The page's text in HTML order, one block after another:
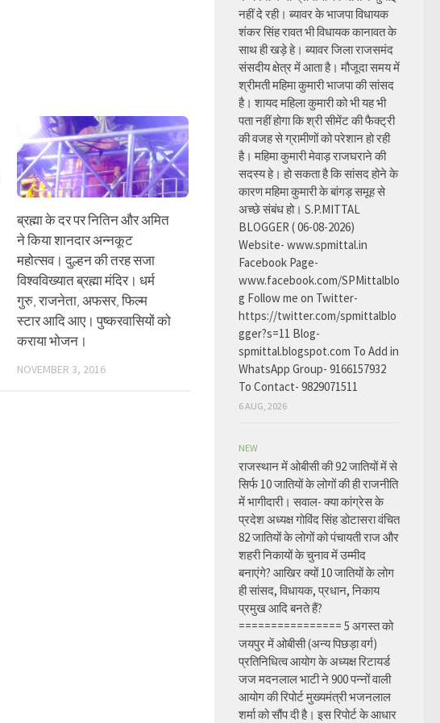
ब्रह्मा के दर पर नितिन और अमित
ने किया शानदार अन्नकूट
महोत्सव। दुल्हन की तरह सजा
विश्वविख्यात ब्रह्मा मंदिर। धर्म
गुरु, राजनेता, अफसर, फिल्म
स्टार आदि आए। पुष्करवासियों को
कराया भोजन।
NOVEMBER 3, 2016
नहीं दे रही। ब्यावर के भाजपा विधायक
शंकर सिंह रावत भी विधायक कानावत के
साथ ही खड़े हे। ब्यावर जिला राजसमंद
संसदीय क्षेत्र में आता है। मौजूदा समय में
श्रीमती महिमा कुमारी भाजपा की सांसद
है। शायद महिला कुमारी को भी यह भी
पता नहीं होगा कि श्री सीमेंट की फैक्ट्री
की वजह से ग्रामीणों को परेशान हो रही
है। महिमा कुमारी मेवाड़ राजघराने की
सदस्य हे। हो सकता है कि सांसद होने के
कारण महिमा कुमारी के बांगड़ समूह से
अच्छे संबंध हो। S.P.MITTAL
BLOGGER ( 06-08-2026)
Website- www.spmittal.in
Facebook Page-
www.facebook.com/SPMittalblo
g Follow me on Twitter-
https://twitter.com/spmittalblo
gger?s=11 Blog-
spmittal.blogspot.com To Add in
WhatsApp Group- 9166157932
To Contact- 9829071511
6 AUG, 2026
NEW
राजस्थान में ओबीसी की 92 जातियों में से
सिर्फ 10 जातियों के लोगों की ही राजनीति
में भागीदारी। सवाल- क्या कांग्रेस के
प्रदेश अध्यक्ष गोविंद सिंह डोटासरा वंचित
82 जातियों के लोगों को पंचायती राज और
शहरी निकायों के चुनाव में उम्मीद
बनाएंगे? आखिर क्यों 10 जातियों के लोग
ही सांसद, विधायक, प्रधान, निकाय
प्रमुख आदि बनते हैं?
================ 5 अगस्त को
जयपुर में ओबीसी (अन्य पिछड़ा वर्ग)
प्रतिनिधित्व आयोग के अध्यक्ष रिटायर्ड
जज मदनलाल भाटी ने 900 पन्नों वाली
आयोग की रिपोर्ट मुख्यमंत्री भजनलाल
शर्मा को सौंप दी है। इस रिपोर्ट के आधार